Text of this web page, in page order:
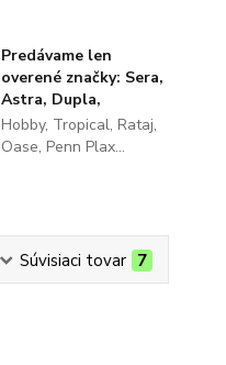
Predávame len
overené značky: Sera,
Astra, Dupla,
Hobby, Tropical, Rataj,
Oase, Penn Plax...
Súvisiaci tovar 7